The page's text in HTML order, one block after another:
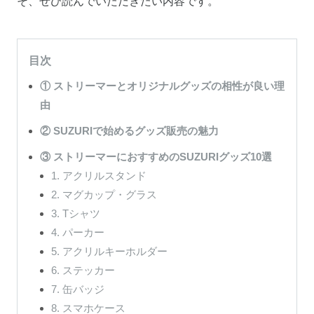
目次
① ストリーマーとオリジナルグッズの相性が良い理
由
② SUZURIで始めるグッズ販売の魅力
③ ストリーマーにおすすめのSUZURIグッズ10選
1. アクリルスタンド
2. マグカップ・グラス
3. Tシャツ
4. パーカー
5. アクリルキーホルダー
6. ステッカー
7. 缶バッジ
8. スマホケース